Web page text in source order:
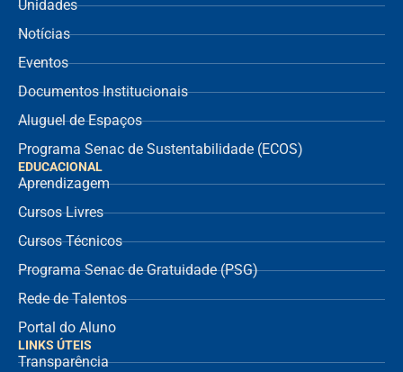
Unidades
Notícias
Eventos
Documentos Institucionais
Aluguel de Espaços
Programa Senac de Sustentabilidade (ECOS)
EDUCACIONAL
Aprendizagem
Cursos Livres
Cursos Técnicos
Programa Senac de Gratuidade (PSG)
Rede de Talentos
Portal do Aluno
LINKS ÚTEIS
Transparência